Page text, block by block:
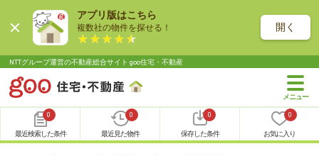
アプリ版はこちら
複数社の物件を探せる！ 開く
NTTグループ運営の不動産総合サイト goo住宅・不動産
0
最近検索した条件
0
最近見た物件
0
保存した条件
0
お気に入り